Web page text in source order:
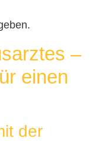
–
einen
der